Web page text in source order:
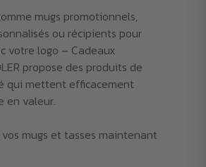
mugs promotionnels,
ou récipients pour
votre logo – Cadeaux
propose des produits de
qui mettent efficacement
en valeur.
mugs et tasses maintenant